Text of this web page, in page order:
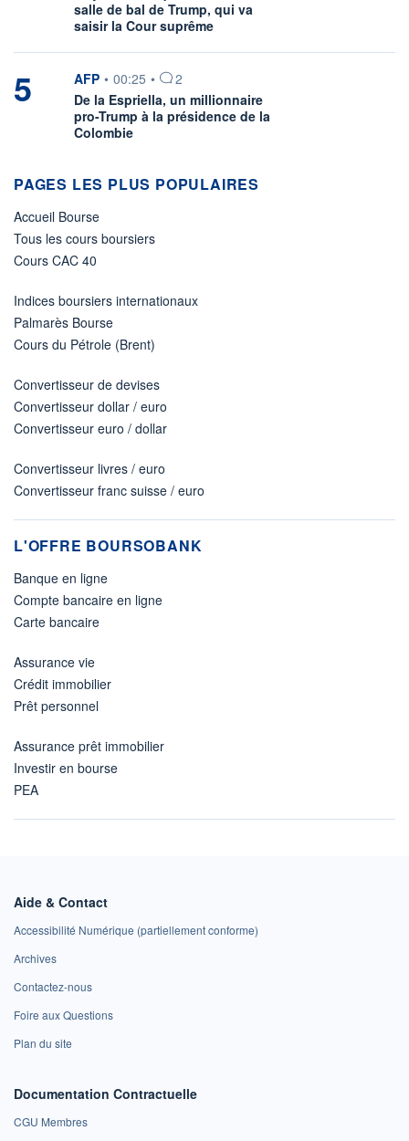
salle de bal de Trump, qui va
saisir la Cour suprême
5 information fournie par
AFP • 00:25 •
2
De la Espriella, un millionnaire
pro-Trump à la présidence de la
Colombie
PAGES LES PLUS POPULAIRES
Accueil Bourse
Tous les cours boursiers
Cours CAC 40
Indices boursiers internationaux
Palmarès Bourse
Cours du Pétrole (Brent)
Convertisseur de devises
Convertisseur dollar / euro
Convertisseur euro / dollar
Convertisseur livres / euro
Convertisseur franc suisse / euro
L'OFFRE BOURSOBANK
Banque en ligne
Compte bancaire en ligne
Carte bancaire
Assurance vie
Crédit immobilier
Prêt personnel
Assurance prêt immobilier
Investir en bourse
PEA
Aide & Contact
Accessibilité Numérique (partiellement conforme)
Archives
Contactez-nous
Foire aux Questions
Plan du site
Documentation Contractuelle
CGU Membres